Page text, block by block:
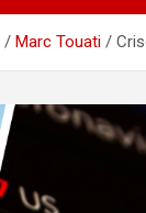
Marc Touati